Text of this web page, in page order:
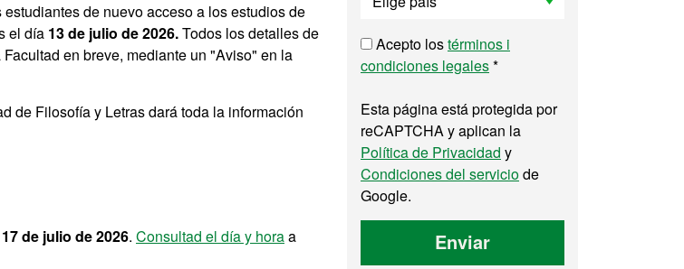
de nuevo acceso a los estudios de
el día 13 de julio de 2026.Todos los detalles de
en breve, mediante un "Aviso" en la
de Filosofía y Letras dará toda la información
de julio de 2026. Consultad el día y horaa
Acepto lostérminos i
condiciones legales*
Esta página está protegida por
reCAPTCHA y aplican la
Política de Privacidad y
Condiciones del serviciode
Google.
Enviar